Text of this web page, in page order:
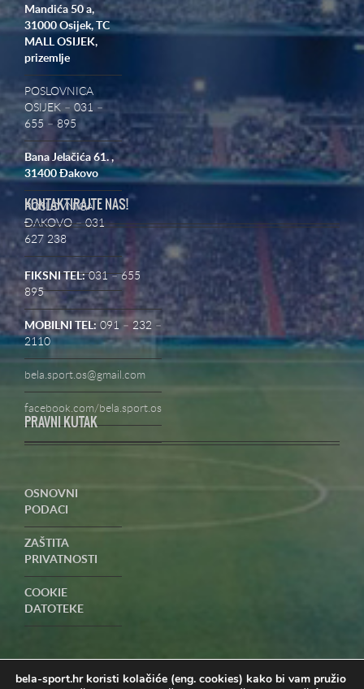
Mandića 50 a,
31000 Osijek, TC
MALL OSIJEK,
prizemlje
POSLOVNICA
OSIJEK – 031 –
655 – 895
Bana Jelačića 61. ,
31400 Đakovo
POSLOVNICA
ĐAKOVO – 031
627 238
KONTAKTIRAJTE NAS!
FIKSNI TEL:031 – 655
895
MOBILNI TEL: 091 – 232 –
2110
bela.sport.os@gmail.com
facebook.com/bela.sport.os
PRAVNI KUTAK
OSNOVNI
PODACI
ZAŠTITA
PRIVATNOSTI
COOKIE
DATOTEKE
POSLOVANJA-
PRIGOVORI
bela-sport.hr koristi kolačiće (eng. cookies) kako bi vam pružio